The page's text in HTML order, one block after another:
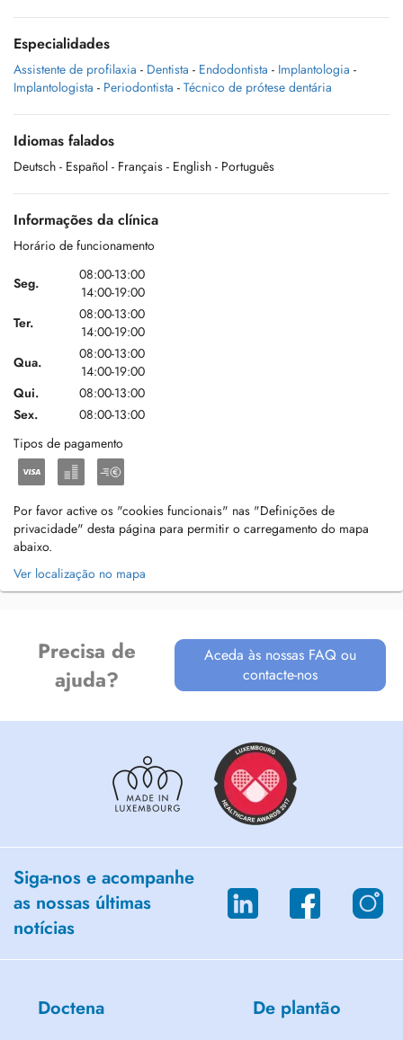
Especialidades
Assistente de profilaxia - Dentista - Endodontista - Implantologia -
Implantologista - Periodontista - Técnico de prótese dentária
Idiomas falados
Deutsch - Español - Français - English - Português
Informações da clínica
Horário de funcionamento
Seg.
08:00-13:00
14:00-19:00
Ter.
08:00-13:00
14:00-19:00
Qua.
08:00-13:00
14:00-19:00
Qui.
08:00-13:00
Sex.
08:00-13:00
Tipos de pagamento
Por favor active os "cookies funcionais" nas "Definições de
privacidade" desta página para permitir o carregamento do mapa
abaixo.
Ver localização no mapa
Precisa de
ajuda?
Aceda às nossas FAQ ou
contacte-nos
Siga-nos e acompanhe
as nossas últimas
notícias
Doctena De plantão